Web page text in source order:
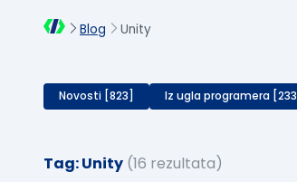
Blog Unity
Novosti [823] Iz ugla programera [233]
Tag: Unity (16 rezultata)